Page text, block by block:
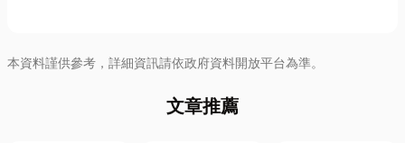
本資料謹供參考，詳細資訊請依政府資料開放平台為準。
文章推薦